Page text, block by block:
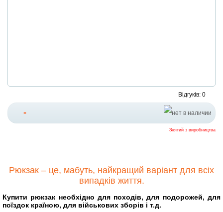
Відгуків: 0
-
Знятий з виробництва
Рюкзак – це, мабуть, найкращий варіант для всіх
випадків життя.
Купити рюкзак необхідно для походів, для подорожей, для
поїздок країною, для військових зборів і т.д.